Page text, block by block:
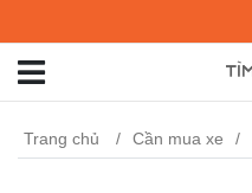
Trang chủ Cần mua xe